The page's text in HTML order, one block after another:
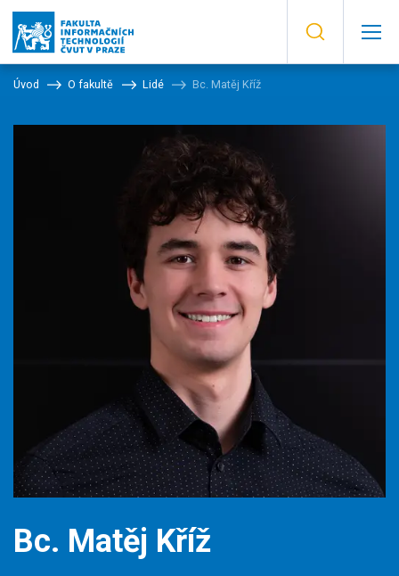
Úvod O fakultě Lidé Bc. Matěj Kříž
Bc. Matěj Kříž